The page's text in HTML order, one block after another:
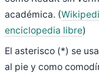
académica. (
enciclopedia libre)
El asterisco (*) se
al pie y como